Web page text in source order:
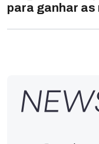
para ganhar as